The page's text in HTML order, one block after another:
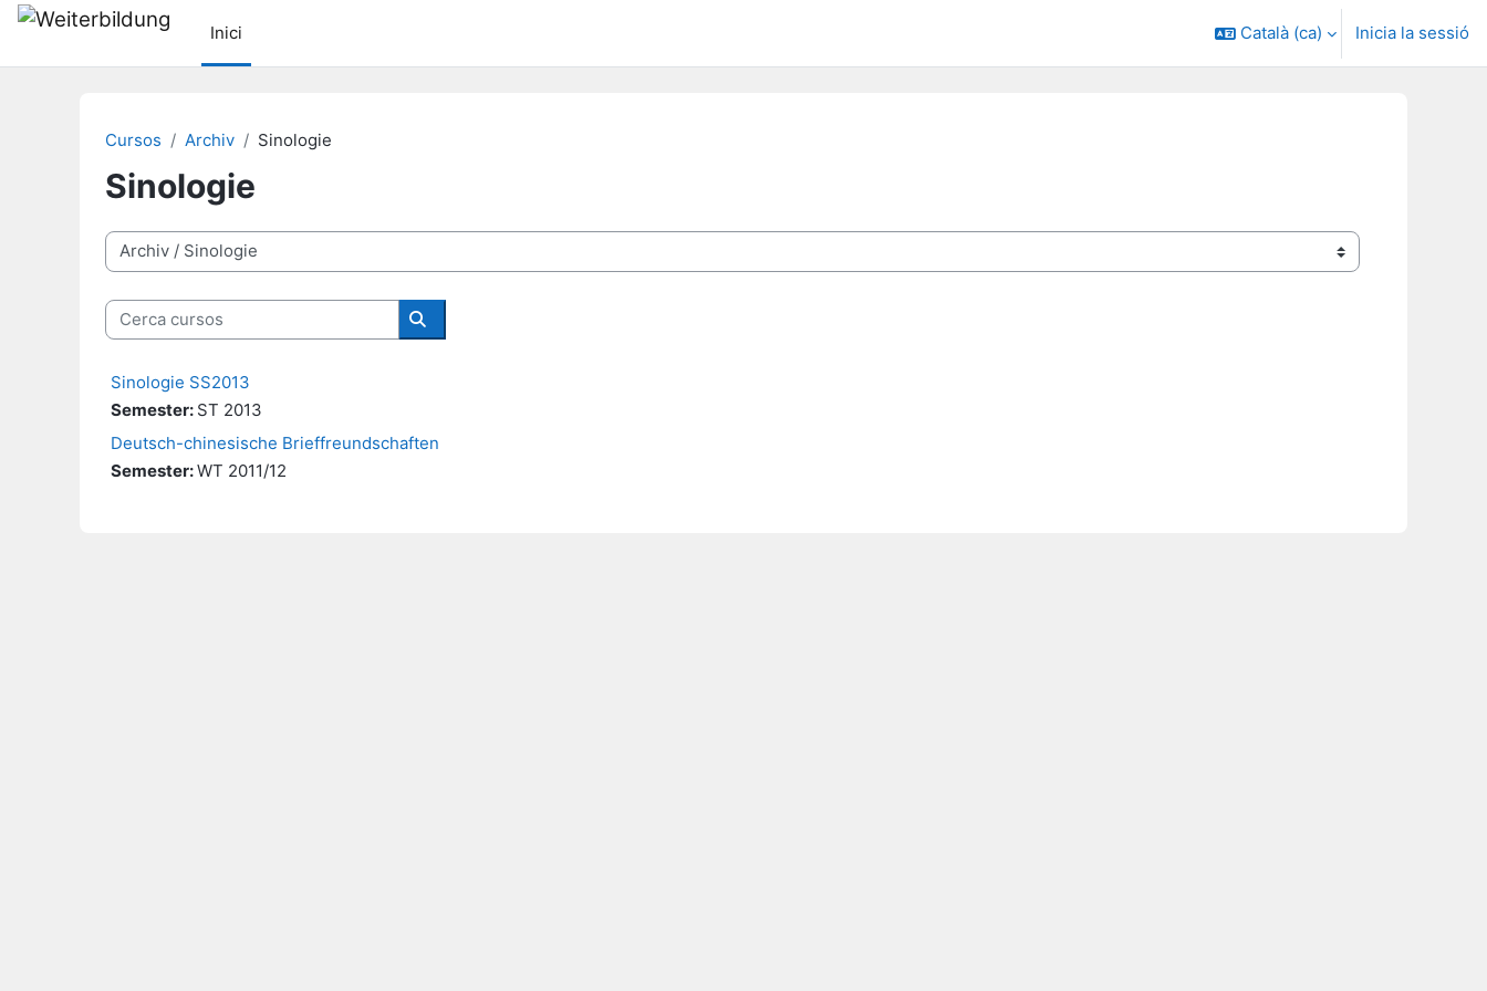
Ves al contingut principal
Inici
Català ‎(ca)‎ Inicia la sessió
Cursos Archiv Sinologie
Sinologie
Categories de cursos
Cerca cursos
Cerca cursos
Sinologie SS2013
Semester: ST 2013
Deutsch-chinesische Brieffreundschaften
Semester:WT 2011/12